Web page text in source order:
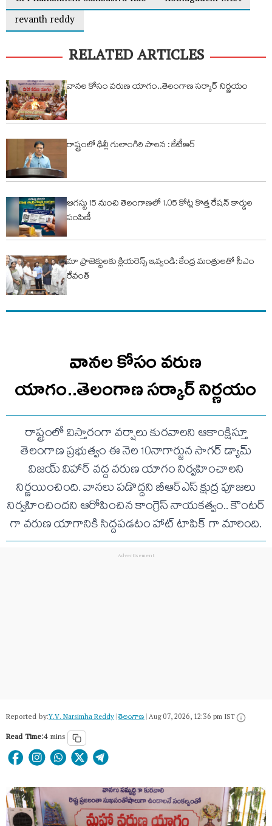
revanth reddy
RELATED ARTICLES
వానల కోసం వరుణ యాగం..తెలంగాణ సర్కార్ నిర్ణయం
రాష్ట్రంలో ఢిల్లీ గులాంగిరి పాలన : కేటీఆర్
ఆగస్టు 15 నుంచి తెలంగాణలో 1.05 కోట్ల కొత్త రేషన్ కార్డుల
పంపిణీ
మా ప్రాజెక్టులకు క్లియరెన్స్ ఇవ్వండి: కేంద్ర మంత్రులతో సీఎం
రేవంత్
వానల కోసం వరుణ
యాగం..తెలంగాణ సర్కార్ నిర్ణయం
రాష్ట్రంలో విస్తారంగా వర్షాలు కురవాలని ఆకాంక్షిస్తూ
తెలంగాణ ప్రభుత్వం ఈ నెల 10నాగార్జున సాగర్ డ్యామ్
విజయ్ విహార్ వద్ద వరుణ యాగం నిర్వహించాలని
నిర్ణయించింది. వానలు పడొద్దని బీఆర్ఎస్ క్షుద్ర పూజలు
నిర్వహించిందని ఆరోపించిన కాంగ్రెస్ నాయకత్వం.. కౌంటర్
గా వరుణ యాగానికి సిద్దపడటం హాట్ టాపిక్ గా మారింది.
Reported by:Y.V. Narsimha Reddy|తెలంగాణ‌|Aug 07, 2026, 12:36 pm IST
Read Time:4 mins